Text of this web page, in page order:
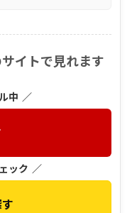
イトで見れます
中 ／
ック ／